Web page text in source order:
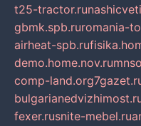
t25-tractor.ru
gbmk.spb.ruromania-
airheat-spb.ru
demo.home.nov.ru
comp-land.org
fexer.rusnite-mebel.ru